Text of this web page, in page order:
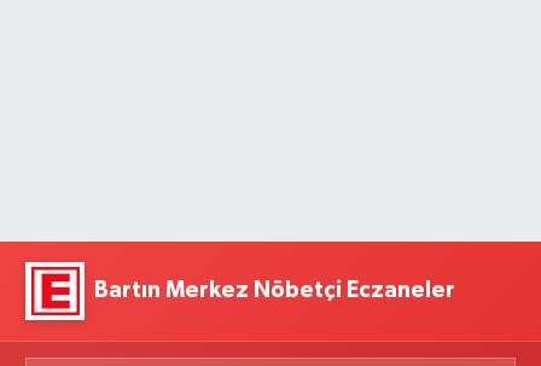
Bartın Merkez Nöbetçi Eczaneler